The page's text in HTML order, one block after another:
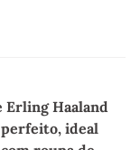
Erling Haaland
perfeito, ideal